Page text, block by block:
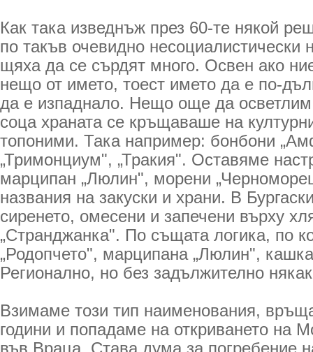
Как така изведнъж през 60-те някой
по такъв очевидно несоциалистически
щяха да се сърдят много. Освен ако
нещо от името, тоест името да е по-
да е изпаднало. Нещо още да
соца храната се кръщаваше на
топоними. Така например: бонбони
„Тримонциум", „Тракия". Оставяме
марципан „Люлин", морени
названия на закуски и храни. В
сиренето, омесени и запечени върху
„Странджанка". По същата логика, по
„Родопчето", марципана „Люлин",
Регионално, но без задължително
Взимаме този тип наименования,
години и попадаме на откриването на